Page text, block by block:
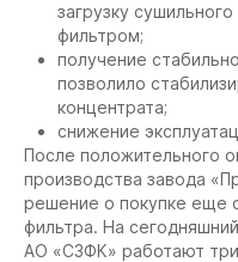
загрузку
фильтром;
получение
позволило
концентрата;
снижение
После положительного
производства завода
решение о покупке еще
фильтра. На
АО «СЗФК» работают